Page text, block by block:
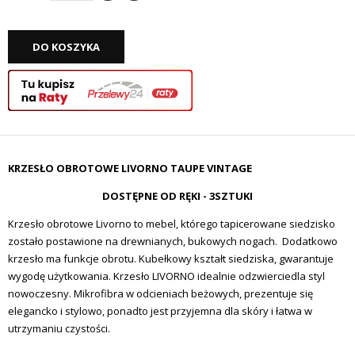
DO KOSZYKA
KRZESŁO OBROTOWE LIVORNO TAUPE VINTAGE
DOSTĘPNE OD RĘKI - 3SZTUKI
Krzesło obrotowe Livorno to mebel, którego tapicerowane siedzisko
zostało postawione na drewnianych, bukowych nogach. Dodatkowo
krzesło ma funkcje obrotu. Kubełkowy kształt siedziska, gwarantuje
wygodę użytkowania. Krzesło LIVORNO idealnie odzwierciedla styl
nowoczesny. Mikrofibra w odcieniach beżowych, prezentuje się
elegancko i stylowo, ponadto jest przyjemna dla skóry i łatwa w
utrzymaniu czystości.